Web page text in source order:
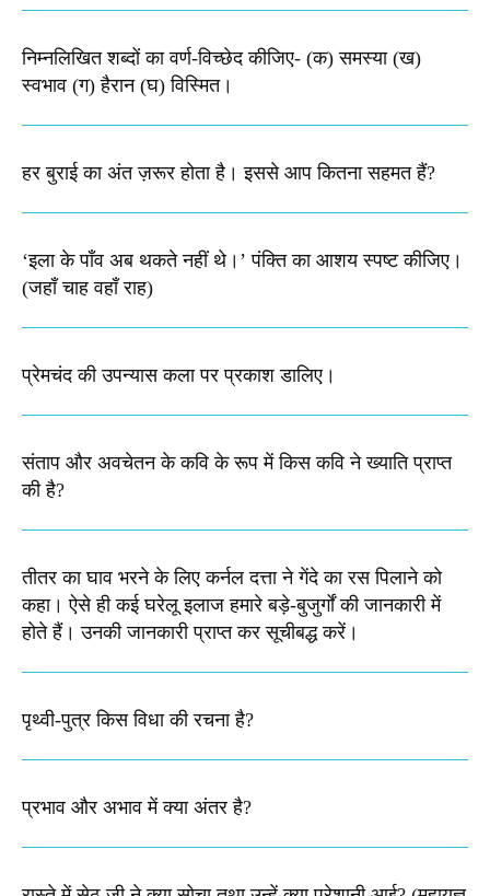
निम्नलिखित शब्दों का वर्ण-विच्छेद कीजिए-​ (क) समस्या (ख)
स्वभाव (ग) हैरान (घ) विस्मित।
हर बुराई का अंत ज़रूर होता है। इससे आप कितना सहमत हैं?
‘इला के पाँव अब थकते नहीं थे।’ पंक्ति का आशय स्पष्ट कीजिए।​
(जहाँ चाह वहाँ राह)
प्रेमचंद की उपन्यास कला पर प्रकाश डालिए।
संताप और अवचेतन के कवि के रूप में किस कवि ने ख्याति प्राप्त
की है?
तीतर का घाव भरने के लिए कर्नल दत्ता ने गेंदे का रस पिलाने को
कहा। ऐसे ही कई घरेलू इलाज हमारे बड़े-बुजुर्गों की जानकारी में
होते हैं। उनकी जानकारी प्राप्त कर सूचीबद्ध करें।
पृथ्वी-पुत्र किस विधा की रचना है?
प्रभाव और अभाव में क्या अंतर है?